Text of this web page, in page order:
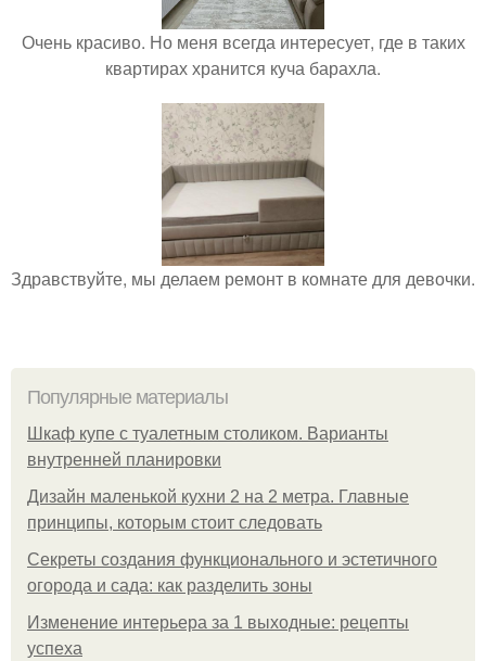
Очень красиво. Но меня всегда интересует, где в таких
квартирах хранится куча барахла.
Здравствуйте, мы делаем ремонт в комнате для девочки.
Популярные материалы
Шкаф купе с туалетным столиком. Варианты
внутренней планировки
Дизайн маленькой кухни 2 на 2 метра. Главные
принципы, которым стоит следовать
Секреты создания функционального и эстетичного
огорода и сада: как разделить зоны
Изменение интерьера за 1 выходные: рецепты
успеха